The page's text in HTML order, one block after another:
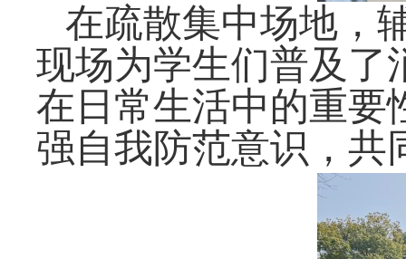
在疏散集中场地，
现场为学生们普及了
在日常生活中的重要
强自我防范意识，共